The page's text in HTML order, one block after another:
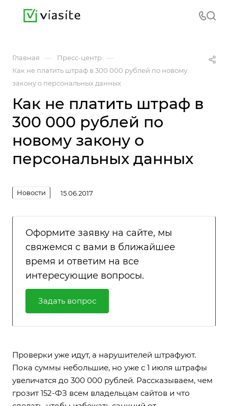
Главная — Пресс-центр —
Как не платить штраф в 300 000 рублей по новому
закону о персональных данных
Как не платить штраф в
300 000 рублей по
новому закону о
персональных данных
Новости 15.06.2017
Оформите заявку на сайте, мы
свяжемся с вами в ближайшее
время и ответим на все
интересующие вопросы.
Задать вопрос
Проверки уже идут, а нарушителей штрафуют.
Пока суммы небольшие, но уже с 1 июля штрафы
увеличатся до 300 000 рублей. Рассказываем, чем
грозит 152-ФЗ всем владельцам сайтов и что